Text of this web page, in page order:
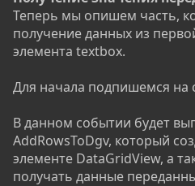
Теперь мы опишем часть,
получение данных из
элемента textbox.
Для начала подпишемся на
В данном событии будет
AddRowsToDgv, который
элементе DataGridView, а
получать данные